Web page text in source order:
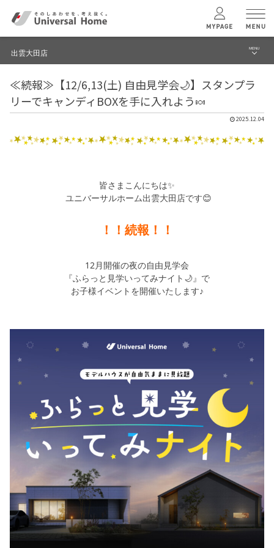
ユニバーサルホームの特長
建築実例
検索・見学予約
シミュレー ション
家づくりの知識
お問い合わせ
出雲大田店 MENU
ブログ
建築実例・事例
イベント
≪続報≫【12/6,13(土) 自由見学会🌙】スタンプラ
リーでキャンディBOXを手に入れよう🍬
2025.12.04
皆さまこんにちは✨
ユニバーサルホーム出雲大田店です😊
！！続報！！
12月開催の夜の自由見学会
『ふらっと見学いってみナイト🌙』で
お子様イベントを開催いたします♪